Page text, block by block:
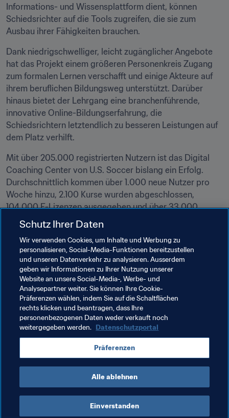
Informations- und Wissensplattform dient, können
Schiedsrichter auf die Tools zugreifen, die sie zum
Ausbau ihrer Fähigkeiten brauchen.
Dank niedrigschwelliger, leicht zugänglicher Angebote
hat das Projekt einem größeren Personenkreis Zugang
zum formalen Lernen verschafft und einige Akteure auf
ihrem beruflichen Bildungsweg unterstützt. Darüber
hinaus bietet der Lehrgang eine branchenführende,
innovative Online-Bildungserfahrung, die
Schiedsrichtern letztendlich zu besseren Leistungen auf
dem Platz verhilft.
Mit über 205.000 registrierten Nutzern ist das Digital
Coaching Center von U.S. Soccer bislang ein Erfolg.
Durchschnittlich kommen über 1.000 neue Nutzer pro
Woche hinzu, 2.100 Kurse wurden abgeschlossen,
104.000 F-Lizenzen ausgegeben und über 33.000
Nutzer haben das Einführungsmodul beendet. Im
ausgegeben.
Diese beiden Projekte zusammen werden zweifellos
einen Beitrag dazu leisten, die nächste Generation von
Fussballtalenten zu entdecken. Sicher träumen sie alle
schon von der FIFA Fussball-Weltmeisterschaft™ 2026.
Verwandte Themen
FIFA Forward USA Concacaf
Schutz Ihrer Daten
Wir verwenden Cookies, um Inhalte und Werbung zu
personalisieren, Social-Media-Funktionen bereitzustellen
und unseren Datenverkehr zu analysieren. Ausserdem
geben wir Informationen zu Ihrer Nutzung unserer
Website an unsere Social-Media-, Werbe- und
Analysepartner weiter. Sie können Ihre Cookie-
Präferenzen wählen, indem Sie auf die Schaltflächen
rechts klicken und beantragen, dass Ihre
personenbezogenen Daten weder verkauft noch
weitergegeben werden. Datenschutzportal
Präferenzen
Alle ablehnen
Einverstanden